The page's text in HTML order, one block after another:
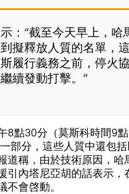
：“截至今天早上，哈
擬釋放人質的名單，這
履行義務之前，停火協
續發動打擊。”
8點30分（莫斯科時間9
部分，這些人質中還包
道稱，由於技術原因，哈
引內塔尼亞胡的話表示，
會啓動。